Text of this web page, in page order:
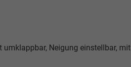
Neigung einstellbar, mit